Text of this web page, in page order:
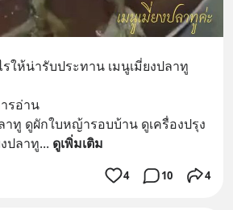
ให้น่ารับประทาน เมนูเมี่ยงปลาทู
รอ่าน
าทู ดูผักใบหญ้ารอบบ้าน ดูเครื่องปรุง
งปลาทู... ดูเพิ่มเติม
4 10 4